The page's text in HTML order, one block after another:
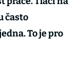
často
To je pro